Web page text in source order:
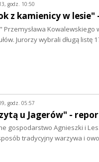
godz. 10:50
z kamienicy w
Przemysława Kowalewskiego
Jurorzy wybrali długą listę
godz. 05:57
u Jagerów" -
gospodarstwo Agnieszki i
tradycyjny warzywa i